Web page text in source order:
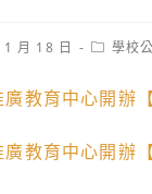
月 18 日
Post學校
教育中心開辦
教育中心開辦